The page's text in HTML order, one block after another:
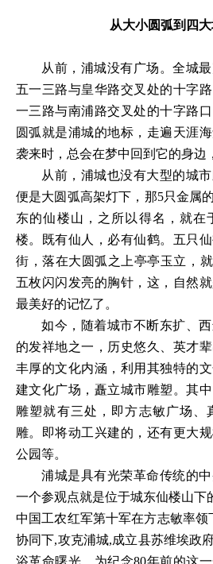
从大小圆弧到四
从前，浦城没有广场。全城
五一三路与皇华路交叉处的十字
一三路与南浦路交叉处的十字路
圆弧就是浦城的地标，走遍天涯
袭来时，总会在梦中回到它的身边
从前，浦城也没有大型的城
便是大圆弧高架灯下，那5只金属
东的仙楼山，之所以得名，就在
楼。既有仙人，必有仙鹤。五只
街，落在大圆弧之上亭亭玉立，
五枚闪闪发亮的胸针，这，自然
最美好的记忆了。
如今，随着城市不断东扩、
的发祥地之一，历史悠久、英才
丰厚的文化内涵，利用其独特的
建文化广场，矗立城市雕塑。其
雕塑就有三处，即方志敏广场、
雕。即将动工兴建的，还有更大
公园等。
浦城是具有光荣革命传统的
一个参观点就是位于城东仙楼山下
中国工农红军第十军在方志敏率领
协同下,攻克浦城,成立县苏维埃政
浴革命曙光。为纪念80年前的这